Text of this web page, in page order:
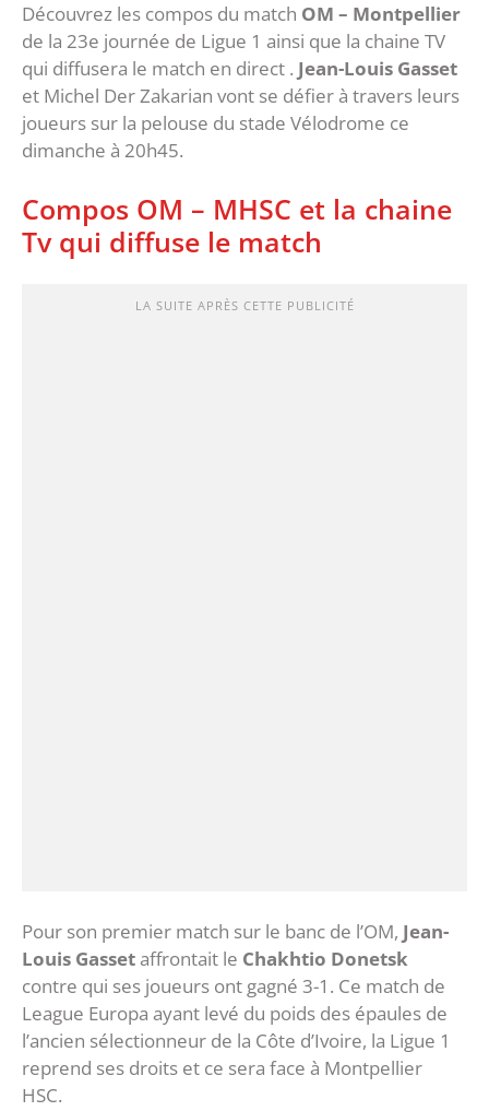
Découvrez les compos du match OM – Montpellier
de la 23e journée de Ligue 1 ainsi que la chaine TV
qui diffusera le match en direct . Jean-Louis Gasset
et Michel Der Zakarian vont se défier à travers leurs
joueurs sur la pelouse du stade Vélodrome ce
dimanche à 20h45.
Compos OM – MHSC et la chaine
Tv qui diffuse le match
LA SUITE APRÈS CETTE PUBLICITÉ
Pour son premier match sur le banc de l’OM, Jean-
Louis Gassetaffrontait le Chakhtio Donetsk
contre qui ses joueurs ont gagné 3-1. Ce match de
League Europa ayant levé du poids des épaules de
l’ancien sélectionneur de la Côte d’Ivoire, la Ligue 1
reprend ses droits et ce sera face à Montpellier
HSC.